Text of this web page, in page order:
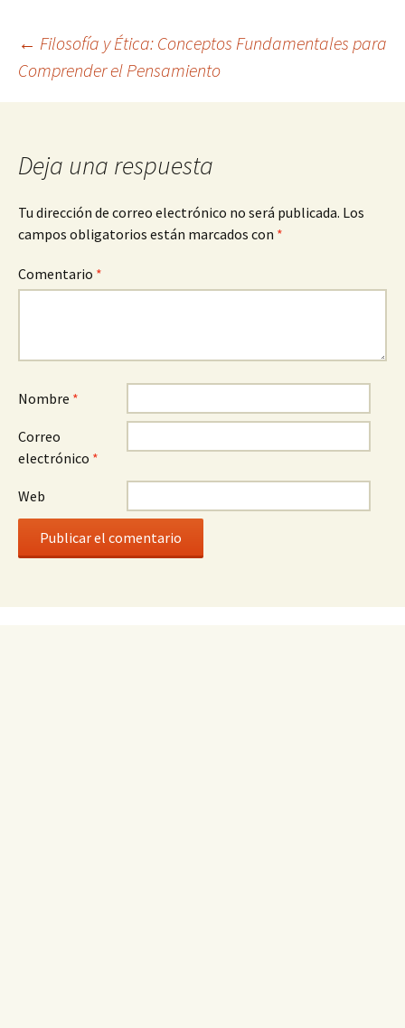
Navegación
de
entradas
← Filosofía y Ética: Conceptos Fundamentales para
Comprender el Pensamiento
Deja una respuesta
Tu dirección de correo electrónico no será publicada. Los
campos obligatorios están marcados con *
Comentario *
Nombre *
Correo
electrónico *
Web